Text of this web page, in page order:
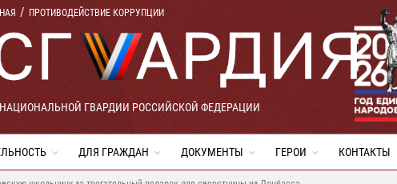
ПРОТИВОДЕЙСТВИЕ КОРРУПЦИИ
ГВАРДИИ РОССИЙСКОЙ ФЕДЕРАЦИИ
ДЛЯ ГРАЖДАН ДОКУМЕНТЫ ГЕРОИ КОНТАКТЫ